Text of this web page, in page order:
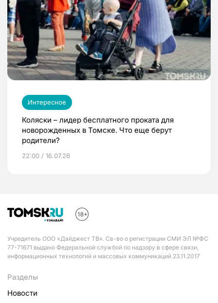
Интересное
Коляски – лидер бесплатного проката для
новорожденных в Томске. Что еще берут
родители?
22:00 / 16.07.26
Учредитель ООО «Дайджест ТВ». Св-во о регистрации СМИ ЭЛ №ФС
77-71671 выдано Федеральной службой по надзору в сфере связи,
информационных технологий и массовых коммуникаций 23.11.2017
Разделы
Новости